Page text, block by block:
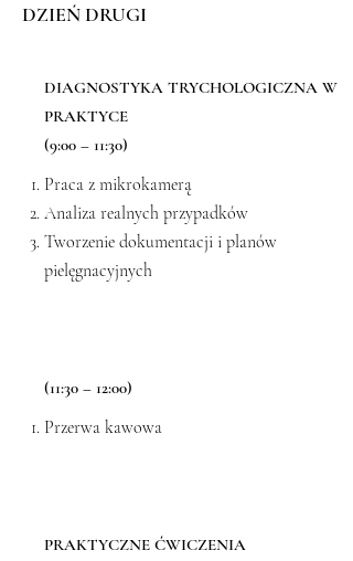
DZIEŃ DRUGI
DIAGNOSTYKA TRYCHOLOGICZNA W
PRAKTYCE
(9:00 – 11:30)
Praca z mikrokamerą
Analiza realnych przypadków
Tworzenie dokumentacji i planów
pielęgnacyjnych
(11:30 – 12:00)
Przerwa kawowa
PRAKTYCZNE ĆWICZENIA